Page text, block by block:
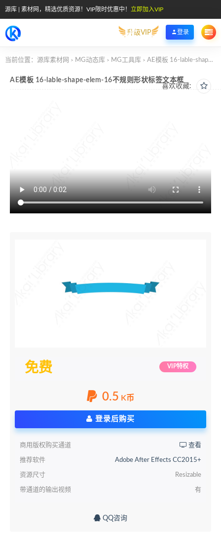
源库 | 素材网，精选优质资源！VIP限时优惠中！ 立即加入VIP
升级VIP 登录
当前位置： 源库素材网 > MG动态库 > MG工具库 > AE模板 16-lable-shape-elem-16不规则形状标签文本框
喜欢收藏:
AE模板 16-lable-shape-elem-16不规则形状标签文本框
免费 VIP特权
0.5 K币
登录后购买
商用版权购买通道 查看
推荐软件 Adobe After Effects CC2015+
资源尺寸 Resizable
带通道的输出视频 有
QQ咨询